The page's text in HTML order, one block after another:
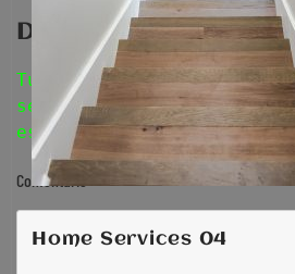
Deja una respuesta
Tu dirección de correo electrónico no
será publicada. Los
están marcados con*
Comentario
Home Services 04